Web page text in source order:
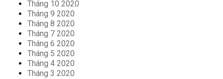
Tháng 10 2020
Tháng 9 2020
Tháng 8 2020
Tháng 7 2020
Tháng 6 2020
Tháng 5 2020
Tháng 4 2020
Tháng 3 2020